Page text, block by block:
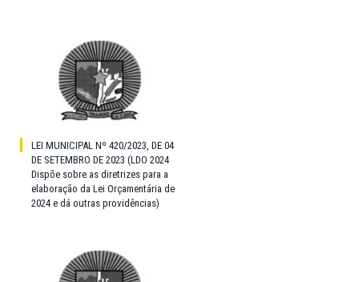
LEI MUNICIPAL Nº 420/2023, DE 04
DE SETEMBRO DE 2023 (LDO 2024
Dispõe sobre as diretrizes para a
elaboração da Lei Orçamentária de
2024 e dá outras providências)